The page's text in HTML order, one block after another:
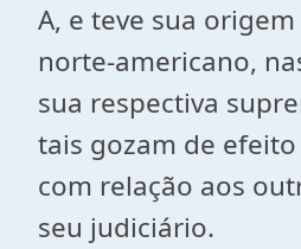
A, e teve sua
norte-americano,
sua respectiva
tais gozam de
com relação aos
seu judiciário.